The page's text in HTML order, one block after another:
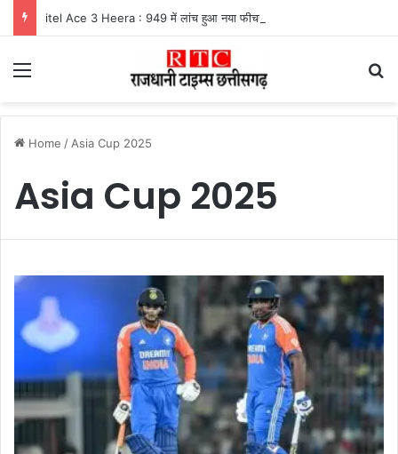
Menu
Home / Asia Cup 2025
Asia Cup 2025